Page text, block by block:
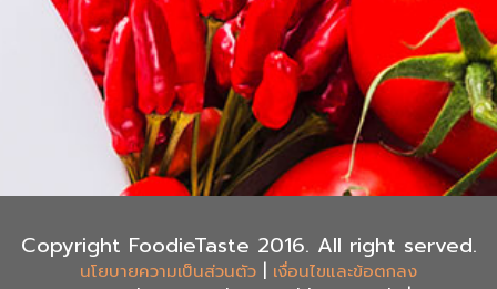
Copyright FoodieTaste 2016. All right served.
นโยบายความเป็นส่วนตัว | เงื่อนไขและข้อตกลง